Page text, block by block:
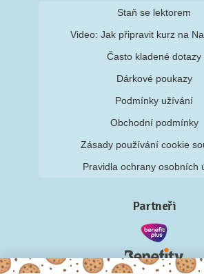
Staň se lektorem
Video: Jak připravit kurz na
Často kladené dotazy
Dárkové poukazy
Podmínky užívání
Obchodní podmínky
Zásady používání cookie
Pravidla ochrany osobních
Partneři